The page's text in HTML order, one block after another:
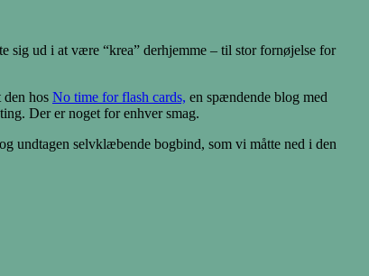
sig ud i at være “krea” derhjemme – til stor fornøjelse for
hos No time for flash cards, en spændende blog med
Der er noget for enhver smag.
undtagen selvklæbende bogbind, som vi måtte ned i den